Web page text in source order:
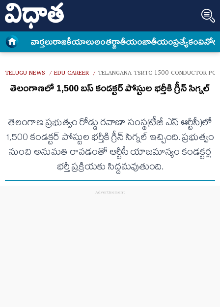
వార్త‌లురాజకీయాలుఅంత‌ర్జాతీయంజాతీయంప్రత్యేకం
TELUGU NEWS / EDU CAREER / TELANGANA TSRTC 1500 CONDUCTOR
తెలంగాణలో 1,500 బస్ కండక్టర్ పోస్టుల భర్తీకి గ్రీన్ సిగ్నల్
తెలంగాణ ప్రభుత్వం రోడ్డు రవాణా సంస్థ(టీజీ ఎస్ ఆర్టీసీ)లో
1,500 కండక్టర్ పోస్టుల భర్తీకి గ్రీన్ సిగ్నల్ ఇచ్చింది. ప్రభుత్వం
నుంచి అనుమతి రావడంతో ఆర్టీసీ యాజమాన్యం కండక్టర్ల
భర్తీ ప్రక్రియకు సిద్దమవుతుంది.